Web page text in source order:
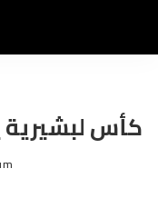
كأس